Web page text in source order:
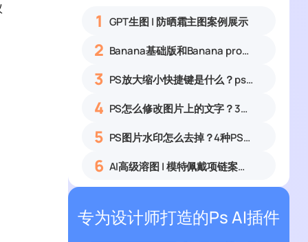
1 GPT生图 | 防晒霜主图案例展示
2 Banana基础版和Banana pro区别对比丨具体案例应用+使用教程
3 PS放大缩小快捷键是什么？ps怎么把图片拉大拉小？
4 PS怎么修改图片上的文字？3种无痕改字方法，新手也能搞定
5 PS图片水印怎么去掉？4种PS去水印方法教程无痕去除各类图片水印
6 AI高级溶图 | 模特佩戴项链案例展示
专为设计师打造的Ps AI插件